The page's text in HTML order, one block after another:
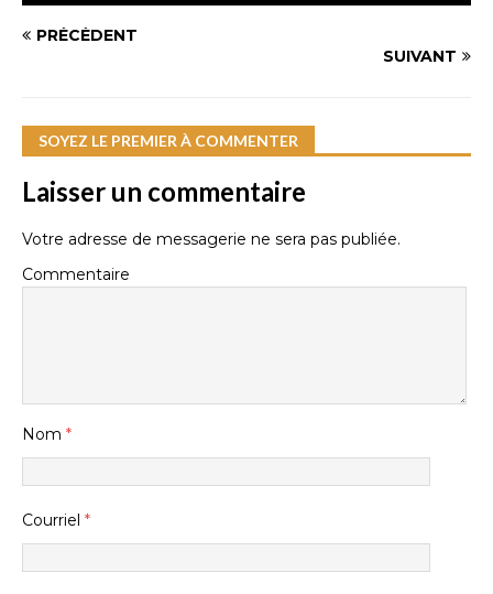
PRÉCÉDENT
SUIVANT
SOYEZ LE PREMIER À COMMENTER
Laisser un commentaire
Votre adresse de messagerie ne sera pas publiée.
Commentaire
Nom *
Courriel *